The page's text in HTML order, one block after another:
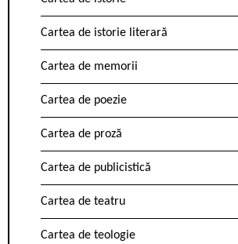
Cartea de istorie literară
Cartea de memorii
Cartea de poezie
Cartea de proză
Cartea de publicistică
Cartea de teatru
Cartea de teologie